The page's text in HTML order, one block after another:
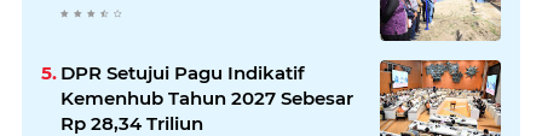
DPR Setujui Pagu Indikatif
Kemenhub Tahun 2027 Sebesar
Rp 28,34 Triliun